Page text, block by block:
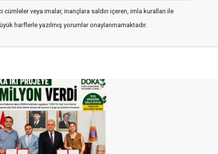
veya imalar, inançlara saldırı içeren, imla kuralları ile
harflerle yazılmış yorumlar onaylanmamaktadır.